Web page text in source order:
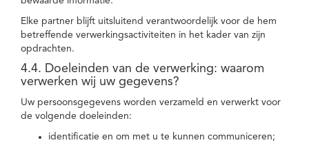
Elke partner blijft uitsluitend verantwoordelijk voor de hem
betreffende verwerkingsactiviteiten in het kader van zijn
opdrachten.
4.4. Doeleinden van de verwerking: waarom
verwerken wij uw gegevens?
Uw persoonsgegevens worden verzameld en verwerkt voor
de volgende doeleinden:
identificatie en om met u te kunnen communiceren;